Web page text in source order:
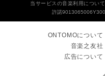
当サービスの音楽利用につい
許諾
ONTOMOについて
音楽之友社
広告について